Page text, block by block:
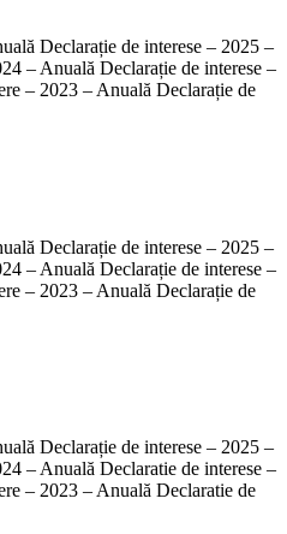
Declarație de interese – 2025 –
– Anuală Declarație de interese –
– 2023 – Anuală Declarație de
Declarație de interese – 2025 –
– Anuală Declarație de interese –
– 2023 – Anuală Declarație de
Declarație de interese – 2025 –
– Anuală Declaratie de interese –
– 2023 – Anuală Declaratie de